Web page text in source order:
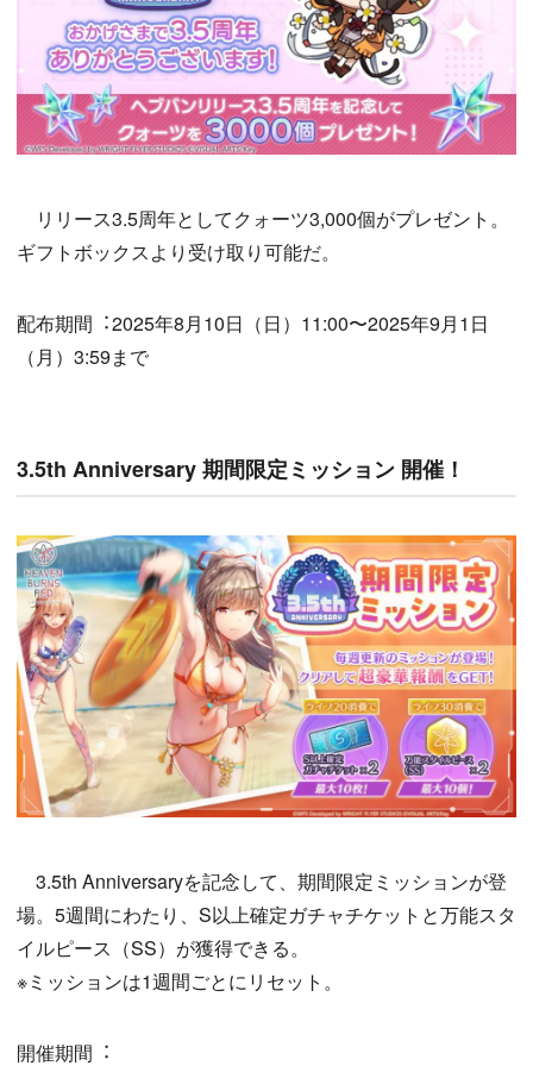
リリース3.5周年としてクォーツ3,000個がプレゼント。
ギフトボックスより受け取り可能だ。
配布期間︓2025年8月10日（日）11:00〜2025年9月1日
（月）3:59まで
3.5th Anniversary 期間限定ミッション 開催！
3.5th Anniversaryを記念して、期間限定ミッションが登
場。5週間にわたり、S以上確定ガチャチケットと万能スタ
イルピース（SS）が獲得できる。
※ミッションは1週間ごとにリセット。
開催期間︓